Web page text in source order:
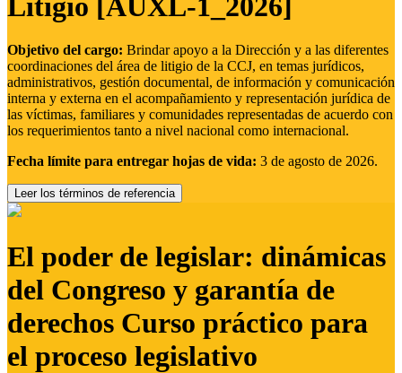
Objetivo del cargo: Brindar apoyo a la Dirección y a las diferentes
coordinaciones del área de litigio de la CCJ, en temas jurídicos,
administrativos, gestión documental, de información y comunicación
interna y externa en el acompañamiento y representación jurídica de
las víctimas, familiares y comunidades representadas de acuerdo con
los requerimientos tanto a nivel nacional como internacional.
Fecha límite para entregar hojas de vida: 3 de agosto de 2026.
Leer los términos de referencia
El poder de legislar: dinámicas
del Congreso y garantía de
derechos Curso práctico para
el proceso legislativo